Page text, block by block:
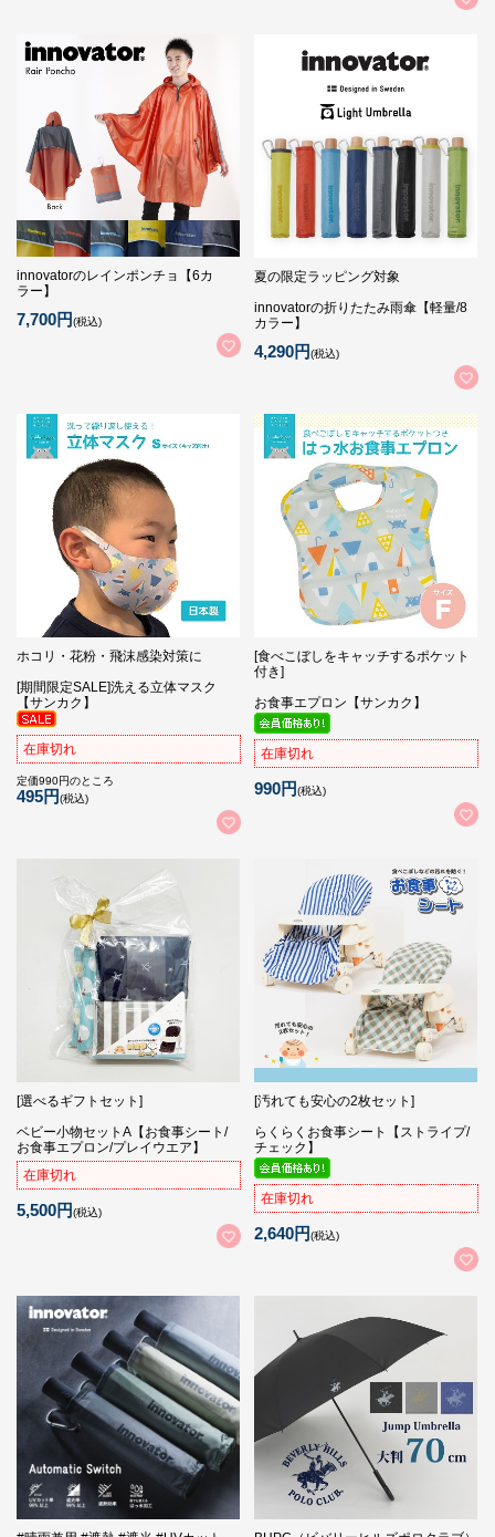
innovatorのレインポンチョ【6カ
ラー】
7,700円(税込)
夏の限定ラッピング対象
innovatorの折りたたみ雨傘【軽量/8
カラー】
4,290円(税込)
ホコリ・花粉・飛沫感染対策に
[期間限定SALE]洗える立体マスク
【サンカク】
在庫切れ
定価990円のところ
495円(税込)
[食べこぼしをキャッチするポケット
付き]
お食事エプロン【サンカク】
在庫切れ
990円(税込)
[選べるギフトセット]
ベビー小物セットA【お食事シート/
お食事エプロン/プレイウエア】
在庫切れ
5,500円(税込)
[汚れても安心の2枚セット]
らくらくお食事シート【ストライプ/
チェック】
在庫切れ
2,640円(税込)